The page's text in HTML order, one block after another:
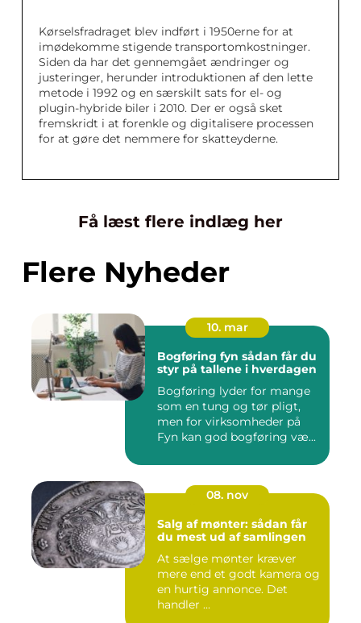
Kørselsfradraget blev indført i 1950erne for at
imødekomme stigende transportomkostninger.
Siden da har det gennemgået ændringer og
justeringer, herunder introduktionen af den lette
metode i 1992 og en særskilt sats for el- og
plugin-hybride biler i 2010. Der er også sket
fremskridt i at forenkle og digitalisere processen
for at gøre det nemmere for skatteyderne.
Få læst flere indlæg her
Flere Nyheder
10. mar
Bogføring fyn sådan får du
styr på tallene i hverdagen
Bogføring lyder for mange
som en tung og tør pligt,
men for virksomheder på
Fyn kan god bogføring væ...
08. nov
Salg af mønter: sådan får
du mest ud af samlingen
At sælge mønter kræver
mere end et godt kamera og
en hurtig annonce. Det
handler ...